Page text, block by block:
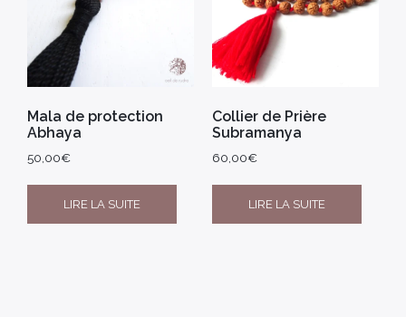
Mala de protection
Abhaya
50,00€
LIRE LA SUITE
Collier de Prière
Subramanya
60,00€
LIRE LA SUITE